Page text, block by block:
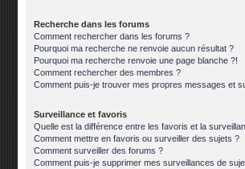
Recherche dans les forums
Comment rechercher dans les forums ?
Pourquoi ma recherche ne renvoie aucun résultat ?
Pourquoi ma recherche renvoie une page blanche ?!
Comment rechercher des membres ?
Comment puis-je trouver mes propres messages et
Surveillance et favoris
Quelle est la différence entre les favoris et la
Comment mettre en favoris ou surveiller des sujets ?
Comment surveiller des forums ?
Comment puis-je supprimer mes surveillances de